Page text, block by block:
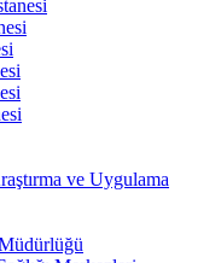
ve Uygulama